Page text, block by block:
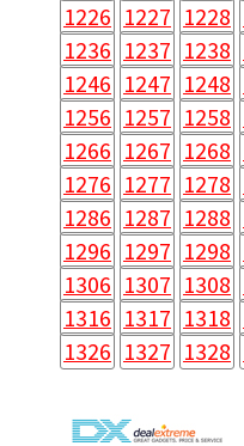
1226 1227 1228
1236 1237 1238
1246 1247 1248
1256 1257 1258
1266 1267 1268
1276 1277 1278
1286 1287 1288
1296 1297 1298
1306 1307 1308
1316 1317 1318
1326 1327 1328